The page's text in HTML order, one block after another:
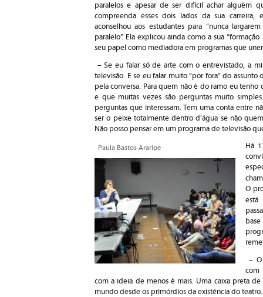
paralelos e apesar de ser difícil achar alguém
compreenda esses dois lados da sua carreira,
aconselhou aos estudantes para “nunca
paralelo”. Ela explicou ainda como a sua
seu papel como mediadora em programas que
– Se eu falar só de arte com o entrevistado, a
televisão. E se eu falar muito “por fora” do
pela conversa. Para quem não é do ramo eu
e que muitas vezes são perguntas muito
perguntas que interessam. Tem uma conta entre
ser o peixe totalmente dentro d’água se não
Não posso pensar em um programa de televisão
Paula Bastos Araripe
Há
O
–
com
com a ideia de menos é mais. Uma caixa preta
mundo desde os primórdios da existência do